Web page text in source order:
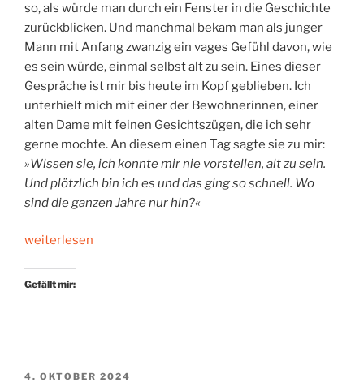
so, als würde man durch ein Fenster in die Geschichte
zurückblicken. Und manchmal bekam man als junger
Mann mit Anfang zwanzig ein vages Gefühl davon, wie
es sein würde, einmal selbst alt zu sein. Eines dieser
Gespräche ist mir bis heute im Kopf geblieben. Ich
unterhielt mich mit einer der Bewohnerinnen, einer
alten Dame mit feinen Gesichtszügen, die ich sehr
gerne mochte. An diesem einen Tag sagte sie zu mir:
»Wissen sie, ich konnte mir nie vorstellen, alt zu sein.
Und plötzlich bin ich es und das ging so schnell. Wo
sind die ganzen Jahre nur hin?«
„Über
Vergehen
weiterlesen
Gefällt mir:
VERÖFFENTLICHT
4. OKTOBER 2024